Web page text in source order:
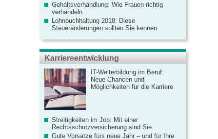
Gehaltsverhandlung: Wie Frauen richtig
verhandeln
Lohnbuchhaltung 2018: Diese
Steueränderungen sollten Sie kennen
Karriereentwicklung
IT-Weiterbildung im Beruf:
Neue Chancen und
Möglichkeiten für die Karriere
Streitigkeiten im Job: Mit einer
Rechtsschutzversicherung sind Sie...
Gute Vorsätze fürs neue Jahr – und für Ihre